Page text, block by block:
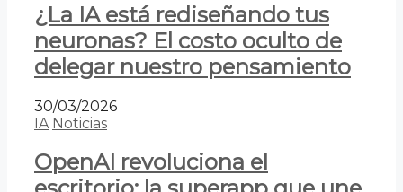
¿La IA está rediseñando tus
neuronas? El costo oculto de
delegar nuestro pensamiento
30/03/2026
IA Noticias
OpenAI revoluciona el